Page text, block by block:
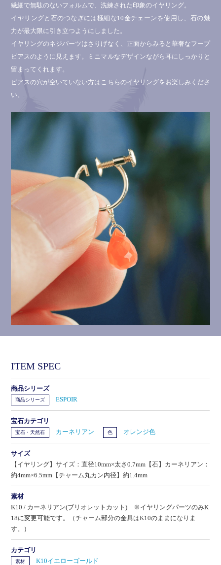
繊細で無駄のないフォルムで、洗練された印象のイヤリング。
イヤリングと石のつなぎには極細な10金チェーンを使用し、石の魅
力が最大限に引き立つようにしました。
イヤリングのネジパーツはさりげなく、正面からみると華奢なフープ
ピアスのように見えます。ミニマルなデザインながら耳にしっかりと
留まってくれます。
ピアスの穴が空いていない方はこちらのイヤリングをお楽しみくださ
い。
ITEM SPEC
商品シリーズ
商品シリーズ ESPOIR
宝石カテゴリ
宝石・天然石 カーネリアン 色 オレンジ色
サイズ
【イヤリング】サイズ：直径10mm×太さ0.7mm【石】カーネリアン：
約4mm×6.5mm【チャーム丸カン内径】約1.4mm
素材
K10 / カーネリアン(ブリオレットカット) ※イヤリングパーツのみK
18に変更可能です。（チャーム部分の金具はK10のままになりま
す。）
カテゴリ
素材 K10イエローゴールド